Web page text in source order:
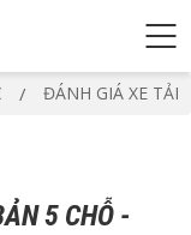
ĐÁNH GIÁ XE TẢI
5 CHỖ -